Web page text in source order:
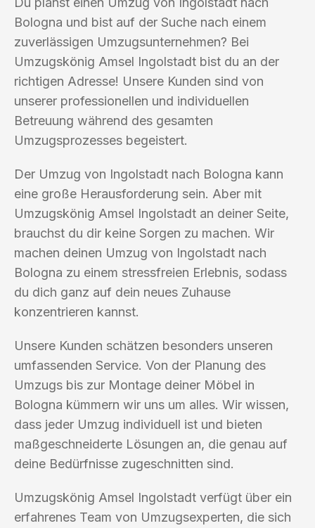
Bologna und bist auf der Suche nach einem
zuverlässigen Umzugsunternehmen? Bei
Umzugskönig Amsel Ingolstadt bist du an der
richtigen Adresse! Unsere Kunden sind von
unserer professionellen und individuellen
Betreuung während des gesamten
Umzugsprozesses begeistert.
Der Umzug von Ingolstadt nach Bologna kann
eine große Herausforderung sein. Aber mit
Umzugskönig Amsel Ingolstadt an deiner Seite,
brauchst du dir keine Sorgen zu machen. Wir
machen deinen Umzug von Ingolstadt nach
Bologna zu einem stressfreien Erlebnis, sodass
du dich ganz auf dein neues Zuhause
konzentrieren kannst.
Unsere Kunden schätzen besonders unseren
umfassenden Service. Von der Planung des
Umzugs bis zur Montage deiner Möbel in
Bologna kümmern wir uns um alles. Wir wissen,
dass jeder Umzug individuell ist und bieten
maßgeschneiderte Lösungen an, die genau auf
deine Bedürfnisse zugeschnitten sind.
Umzugskönig Amsel Ingolstadt verfügt über ein
erfahrenes Team von Umzugsexperten, die sich